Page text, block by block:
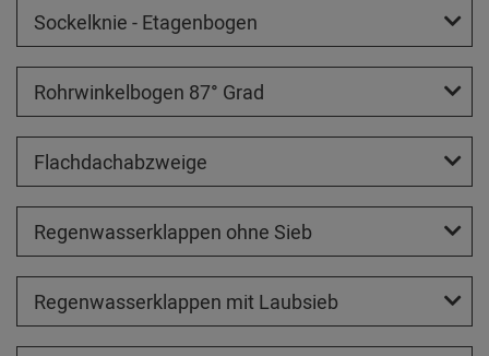
Sockelknie - Etagenbogen
Rohrwinkelbogen 87° Grad
Flachdachabzweige
Regenwasserklappen ohne Sieb
Regenwasserklappen mit Laubsieb